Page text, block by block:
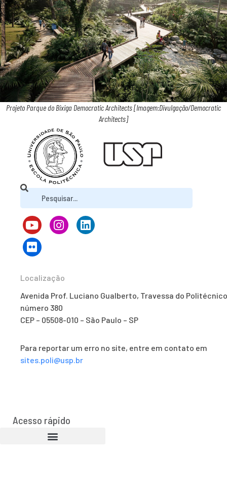
Projeto Parque do Bixiga Democratic Architects [Imagem:Divulgação/Democratic
Architects]
Localização
Avenida Prof. Luciano Gualberto, Travessa do
número 380
CEP – 05508-010 – São Paulo – SP
Para reportar um erro no site, entre em contato em
sites.poli@usp.br
Acesso rápido